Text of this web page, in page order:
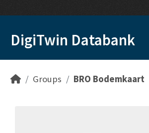
DigiTwin Databank
Groups BRO Bodemkaart